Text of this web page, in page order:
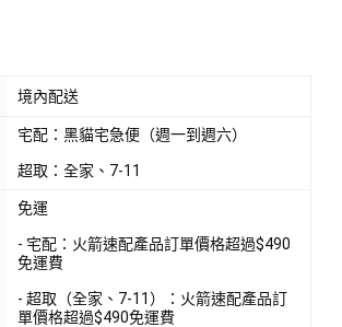
境內配送
宅配：黑貓宅急便（週一到週六）
超取：全家、7-11
免運
- 宅配：火箭速配產品訂單價格超過$490
免運費
- 超取（全家、7-11）：火箭速配產品訂
單價格超過$490免運費